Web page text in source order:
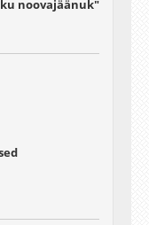
noovajäänuk"